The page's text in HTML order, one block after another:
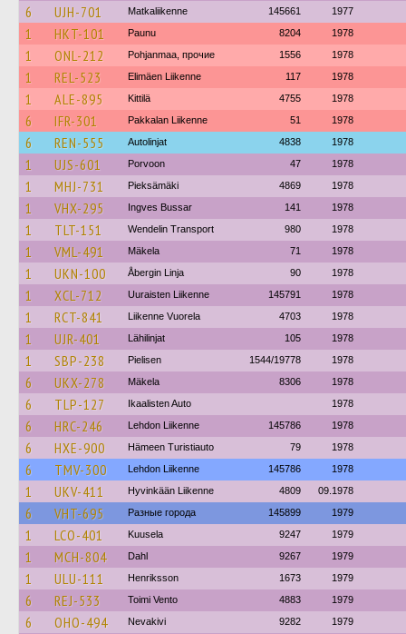
6 UJH-701 Matkaliikenne 145661 1977
1 HKT-101 Paunu 8204 1978
1 ONL-212 Pohjanmaa, прочие 1556 1978
1 REL-523 Elimäen Liikenne 117 1978
1 ALE-895 Kittilä 4755 1978
6 IFR-301 Pakkalan Liikenne 51 1978
6 REN-555 Autolinjat 4838 1978
1 UJS-601 Porvoon 47 1978
1 MHJ-731 Pieksämäki 4869 1978
1 VHX-295 Ingves Bussar 141 1978
1 TLT-151 Wendelin Transport 980 1978
1 VML-491 Mäkela 71 1978
1 UKN-100 Åbergin Linja 90 1978
1 XCL-712 Uuraisten Liikenne 145791 1978
1 RCT-841 Liikenne Vuorela 4703 1978
1 UJR-401 Lähilinjat 105 1978
1 SBP-238 Pielisen 1544/19778 1978
6 UKX-278 Mäkela 8306 1978
6 TLP-127 Ikaalisten Auto 1978
6 HRC-246 Lehdon Liikenne 145786 1978
6 HXE-900 Hämeen Turistiauto 79 1978
6 TMV-300 Lehdon Liikenne 145786 1978
1 UKV-411 Hyvinkään Liikenne 4809 09.1978
6 VHT-695 Разные города 145899 1979
1 LCO-401 Kuusela 9247 1979
1 MCH-804 Dahl 9267 1979
1 ULU-111 Henriksson 1673 1979
6 REJ-533 Toimi Vento 4883 1979
6 OHO-494 Nevakivi 9282 1979